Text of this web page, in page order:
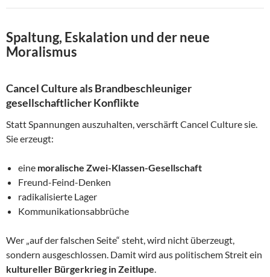
Spaltung, Eskalation und der neue
Moralismus
Cancel Culture als Brandbeschleuniger
gesellschaftlicher Konflikte
Statt Spannungen auszuhalten, verschärft Cancel Culture sie.
Sie erzeugt:
eine moralische Zwei-Klassen-Gesellschaft
Freund-Feind-Denken
radikalisierte Lager
Kommunikationsabbrüche
Wer „auf der falschen Seite“ steht, wird nicht überzeugt,
sondern ausgeschlossen. Damit wird aus politischem Streit ein
kultureller Bürgerkrieg in Zeitlupe.